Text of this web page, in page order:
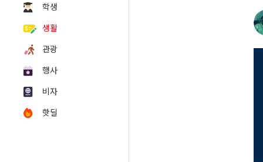
학생
생활
관광
행사
비자
핫딜